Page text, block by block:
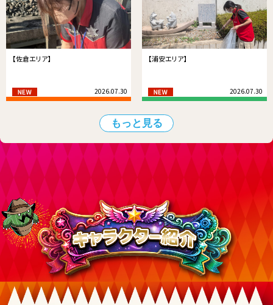
【佐倉エリア】
2026.07.30
【浦安エリア】
2026.07.30
もっと見る